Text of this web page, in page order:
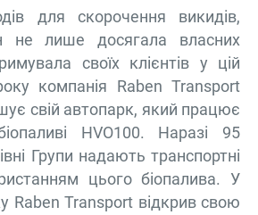
для скорочення викидів,
не лише досягала власних
своїх клієнтів у цій
компанія Raben Transport
свій автопарк, який працює
HVO100. Наразі 95
Групи надають транспортні
цього біопалива. У
Raben Transport відкрив свою